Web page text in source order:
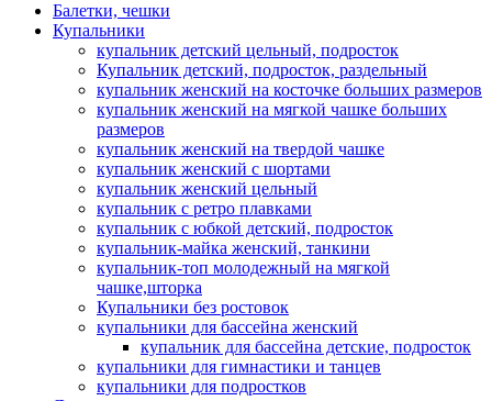
Балетки, чешки
Купальники
купальник детский цельный, подросток
Купальник детский, подросток, раздельный
купальник женский на косточке больших размеров
купальник женский на мягкой чашке больших
размеров
купальник женский на твердой чашке
купальник женский с шортами
купальник женский цельный
купальник с ретро плавками
купальник с юбкой детский, подросток
купальник-майка женский, танкини
купальник-топ молодежный на мягкой
чашке,шторка
Купальники без ростовок
купальники для бассейна женский
купальник для бассейна детские, подросток
купальники для гимнастики и танцев
купальники для подростков